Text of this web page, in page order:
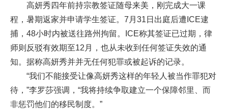
高妍秀四年前持宗教签证随母来美，刚完成大一课
程，暑期返家并申请学生签证。7月31日出庭后遭ICE逮
捕，48小时内被送往路州拘留。ICE称其签证已过期，律
师则反驳有效期至12月，也从未收到任何签证失效的通
知。据称高妍秀并并无任何犯罪或被起诉的记录。
“我们不能接受让像高妍秀这样的年轻人被当作罪犯对
待，”李罗莎强调，“我将持续争取建立一个保障邻里、而
非惩罚他们的移民制度。”